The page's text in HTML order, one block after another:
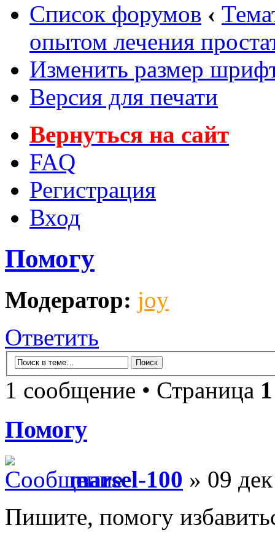
Список форумов ‹
опытом лечения
Изменить размер
Версия для печати
Вернуться на сайт
FAQ
Регистрация
Вход
Помогу
Модератор: joy
Ответить
1 сообщение • Страница 1
Помогу
marsel-100 » 09
Пишите, помогу